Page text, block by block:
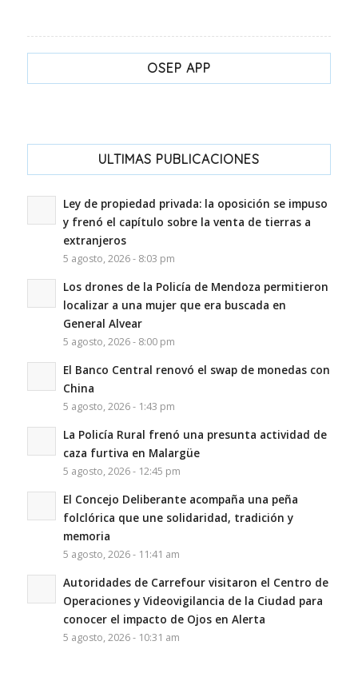
OSEP APP
ULTIMAS PUBLICACIONES
Ley de propiedad privada: la oposición se impuso
y frenó el capítulo sobre la venta de tierras a
extranjeros
5 agosto, 2026 - 8:03 pm
Los drones de la Policía de Mendoza permitieron
localizar a una mujer que era buscada en
General Alvear
5 agosto, 2026 - 8:00 pm
El Banco Central renovó el swap de monedas con
China
5 agosto, 2026 - 1:43 pm
La Policía Rural frenó una presunta actividad de
caza furtiva en Malargüe
5 agosto, 2026 - 12:45 pm
El Concejo Deliberante acompaña una peña
folclórica que une solidaridad, tradición y
memoria
5 agosto, 2026 - 11:41 am
Autoridades de Carrefour visitaron el Centro de
Operaciones y Videovigilancia de la Ciudad para
conocer el impacto de Ojos en Alerta
5 agosto, 2026 - 10:31 am